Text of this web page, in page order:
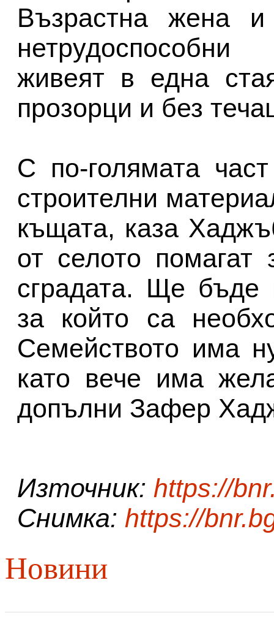
Възрастна жена
живеят в една
прозорци и без
С по-голямата
строителни
къщата, каза
от селото помагат
сградата. Ще бъде
за който са
Семейството има
като вече има
допълни Зафер
Източник: https://
Снимка: https://
Новини